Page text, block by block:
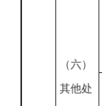
（六）
其他处